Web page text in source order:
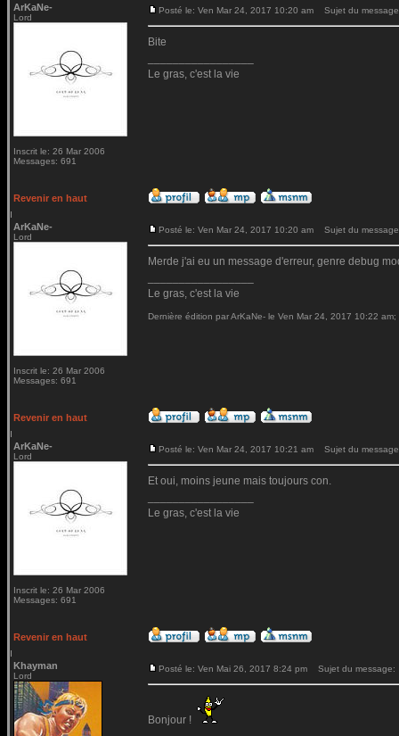
ArKaNe-
Lord
Inscrit le: 26 Mar 2006
Messages: 691
Posté le: Ven Mar 24, 2017 10:20 am Sujet du
Bite
Le gras, c'est la vie
Revenir en haut
ArKaNe-
Lord
Inscrit le: 26 Mar 2006
Messages: 691
Posté le: Ven Mar 24, 2017 10:20 am Sujet du
Merde j'ai eu un message d'erreur, genre debug
Le gras, c'est la vie
Dernière édition par ArKaNe- le Ven Mar 24, 2017 10:22
Revenir en haut
ArKaNe-
Lord
Inscrit le: 26 Mar 2006
Messages: 691
Posté le: Ven Mar 24, 2017 10:21 am Sujet du
Et oui, moins jeune mais toujours con.
Le gras, c'est la vie
Revenir en haut
Khayman
Lord
Posté le: Ven Mai 26, 2017 8:24 pm Sujet du message:
Bonjour !